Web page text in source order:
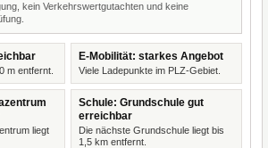
kein Verkehrswertgutachten und keine
m entfernt.
E-Mobilität: starkes Angebot
Viele Ladepunkte im PLZ-Gebiet.
liegt
Schule: Grundschule gut
erreichbar
Die nächste Grundschule liegt bis
1,5 km entfernt.